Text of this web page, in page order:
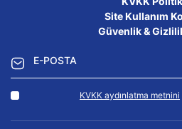
Site Kullanım
Güvenlik &
KVKK aydınlatma metnini